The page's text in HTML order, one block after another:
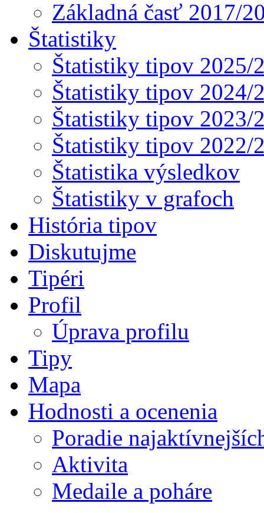
Základná časť 2017/
Štatistiky
Štatistiky tipov 2025/
Štatistiky tipov 2024/
Štatistiky tipov 2023/
Štatistiky tipov 2022/
Štatistika výsledkov
Štatistiky v grafoch
História tipov
Diskutujme
Tipéri
Profil
Úprava profilu
Tipy
Mapa
Hodnosti a ocenenia
Poradie
Aktivita
Medaile a poháre